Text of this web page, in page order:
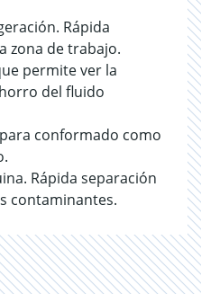
Rápida
zona de trabajo.
permite ver la
del fluido
conformado como
Rápida separación
contaminantes.